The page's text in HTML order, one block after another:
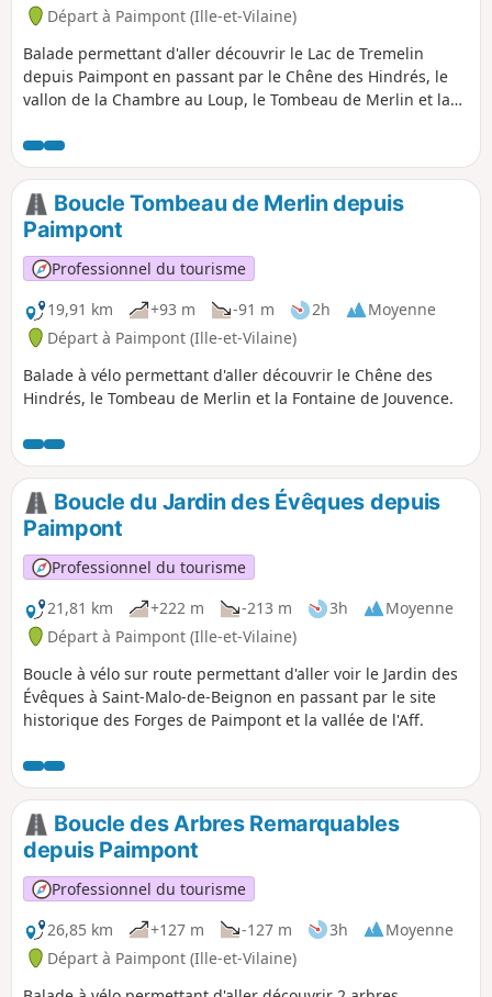
Départ à Paimpont (Ille-et-Vilaine)
Balade permettant d'aller découvrir le Lac de Tremelin
depuis Paimpont en passant par le Chêne des Hindrés, le
vallon de la Chambre au Loup, le Tombeau de Merlin et la
rafraichir avec une baignade sur sa plage.
Boucle Tombeau de Merlin depuis
Paimpont
Professionnel du tourisme
19,91 km
+93 m -91 m 2h
Moyenne
Départ à Paimpont (Ille-et-Vilaine)
Balade à vélo permettant d'aller découvrir le Chêne des
Hindrés, le Tombeau de Merlin et la Fontaine de Jouvence.
Boucle du Jardin des Évêques depuis
Paimpont
Professionnel du tourisme
21,81 km
+222 m -213 m 3h
Moyenne
Départ à Paimpont (Ille-et-Vilaine)
Boucle à vélo sur route permettant d'aller voir le Jardin des
Évêques à Saint-Malo-de-Beignon en passant par le site
historique des Forges de Paimpont et la vallée de l'Aff.
Boucle des Arbres Remarquables
depuis Paimpont
Professionnel du tourisme
26,85 km
+127 m -127 m 3h
Moyenne
Départ à Paimpont (Ille-et-Vilaine)